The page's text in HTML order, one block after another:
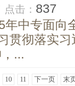
点击： 837
年中专面向
贯彻落实
...
10 11 下一页 末